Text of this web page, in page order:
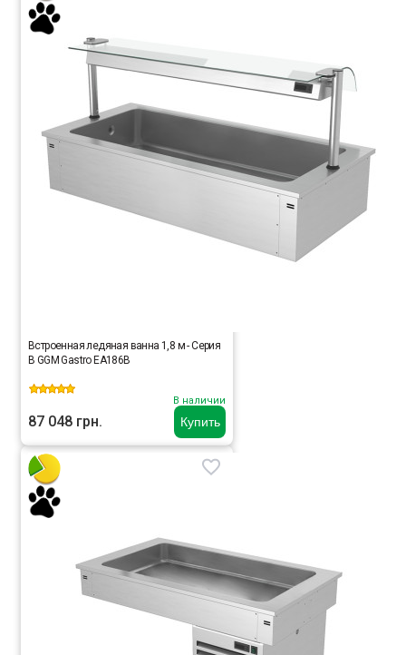
Купить
Встроенная ледяная ванна 1,8 м - Серия
B GGM Gastro EA186B
В наличии
87 048 грн.